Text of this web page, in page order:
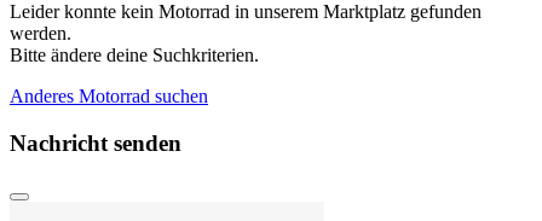
Leider konnte kein Motorrad in unserem Marktplatz gefunden
werden.
Bitte ändere deine Suchkriterien.
Anderes Motorrad suchen
Nachricht senden